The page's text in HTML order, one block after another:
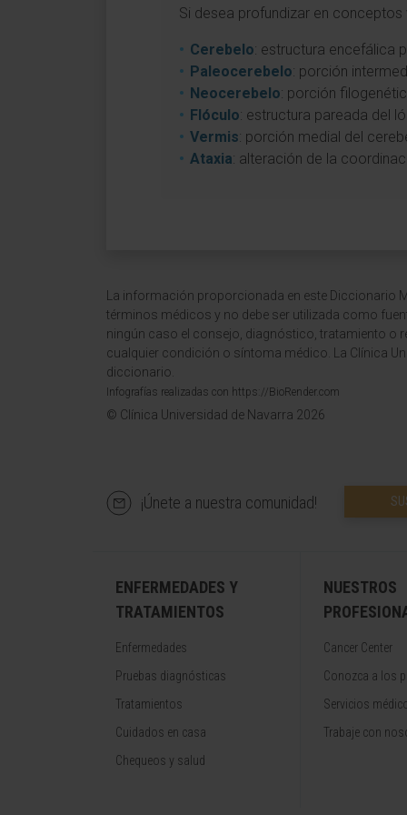
Si desea profundizar en
Cerebelo: estructura encefálica
Paleocerebelo: porción
Neocerebelo: porción
Flóculo: estructura pareada del
Vermis: porción medial del
Ataxia: alteración de la
La información proporcionada en este Diccionario
términos médicos y no debe ser utilizada como
ningún caso el consejo, diagnóstico, tratamiento o
cualquier condición o síntoma médico. La Clínica
diccionario.
Infografías realizadas con https://BioRender.com
© Clínica Universidad de Navarra 2026
¡Únete a nuestra comunidad!
ENFERMEDADES Y
TRATAMIENTOS
Enfermedades
Pruebas diagnósticas
Tratamientos
Cuidados en casa
Chequeos y salud
NUESTROS
Cancer Center
Conozca a los
Servicios
Trabaje con